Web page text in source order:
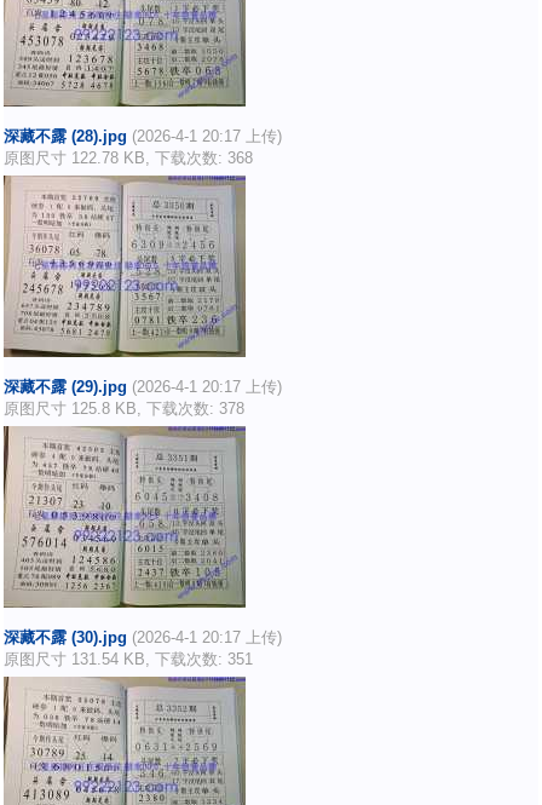
深藏不露 (28).jpg (2026-4-1 20:17 上传)
原图尺寸 122.78 KB, 下载次数: 368
深藏不露 (29).jpg (2026-4-1 20:17 上传)
原图尺寸 125.8 KB, 下载次数: 378
深藏不露 (30).jpg (2026-4-1 20:17 上传)
原图尺寸 131.54 KB, 下载次数: 351